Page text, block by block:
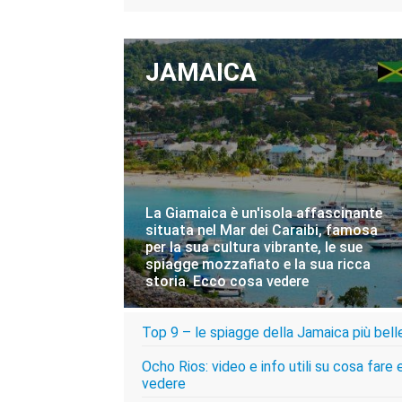
JAMAICA
La Giamaica è un'isola affascinante
situata nel Mar dei Caraibi, famosa
per la sua cultura vibrante, le sue
spiagge mozzafiato e la sua ricca
storia. Ecco cosa vedere
VISITA LA GIAMAICA
Top 9 – le spiagge della Jamaica più
Ocho Rios: video e info utili su cosa fare
vedere